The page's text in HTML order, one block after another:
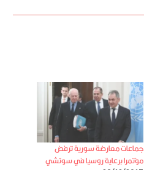
جماعات معارضة سورية ترفض
مؤتمرا برعاية روسيا في سوتشي